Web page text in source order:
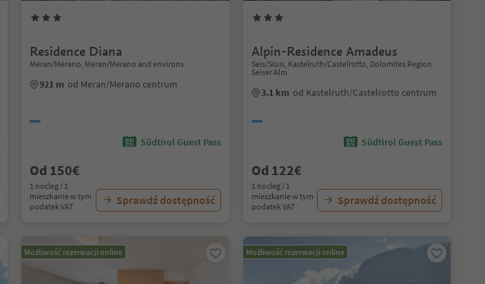
Residence Diana
Meran/Merano, Meran/Merano and environs
921 m od Meran/Merano centrum
Südtirol Guest Pass
Od 150€
1 nocleg / 1
mieszkanie w tym
podatek VAT
Sprawdź dostępność
Alpin-Residence Amadeus
Seis/Siusi, Kastelruth/Castelrotto, Dolomites Region
Seiser Alm
3.1 km od Kastelruth/Castelrotto centrum
Südtirol Guest Pass
Od 122€
1 nocleg / 1
mieszkanie w tym
podatek VAT
Sprawdź dostępność
Możliwość rezerwacji online Możliwość rezerwacji online